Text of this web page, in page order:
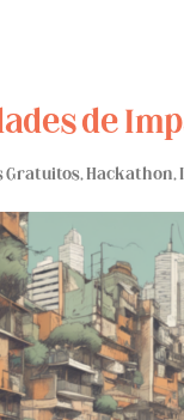
de
Gratuitos,Hackathon,